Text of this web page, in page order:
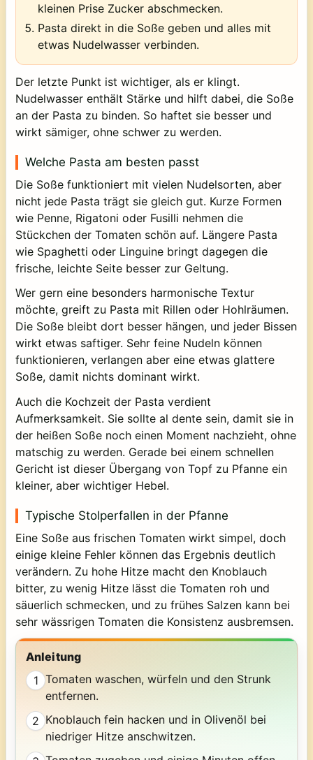
kleinen Prise Zucker abschmecken.
Pasta direkt in die Soße geben und alles mit
etwas Nudelwasser verbinden.
Der letzte Punkt ist wichtiger, als er klingt.
Nudelwasser enthält Stärke und hilft dabei, die Soße
an der Pasta zu binden. So haftet sie besser und
wirkt sämiger, ohne schwer zu werden.
Welche Pasta am besten passt
Die Soße funktioniert mit vielen Nudelsorten, aber
nicht jede Pasta trägt sie gleich gut. Kurze Formen
wie Penne, Rigatoni oder Fusilli nehmen die
Stückchen der Tomaten schön auf. Längere Pasta
wie Spaghetti oder Linguine bringt dagegen die
frische, leichte Seite besser zur Geltung.
Wer gern eine besonders harmonische Textur
möchte, greift zu Pasta mit Rillen oder Hohlräumen.
Die Soße bleibt dort besser hängen, und jeder Bissen
wirkt etwas saftiger. Sehr feine Nudeln können
funktionieren, verlangen aber eine etwas glattere
Soße, damit nichts dominant wirkt.
Auch die Kochzeit der Pasta verdient
Aufmerksamkeit. Sie sollte al dente sein, damit sie in
der heißen Soße noch einen Moment nachzieht, ohne
matschig zu werden. Gerade bei einem schnellen
Gericht ist dieser Übergang von Topf zu Pfanne ein
kleiner, aber wichtiger Hebel.
Typische Stolperfallen in der Pfanne
Eine Soße aus frischen Tomaten wirkt simpel, doch
einige kleine Fehler können das Ergebnis deutlich
verändern. Zu hohe Hitze macht den Knoblauch
bitter, zu wenig Hitze lässt die Tomaten roh und
säuerlich schmecken, und zu frühes Salzen kann bei
sehr wässrigen Tomaten die Konsistenz ausbremsen.
Anleitung
1 Tomaten waschen, würfeln und den Strunk
entfernen.
2 Knoblauch fein hacken und in Olivenöl bei
niedriger Hitze anschwitzen.